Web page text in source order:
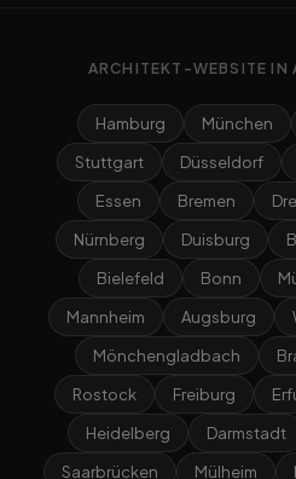
ARCHITEKT-WEBSITE IN
Hamburg München
Stuttgart
Düsseldorf
Essen
Bremen
Nürnberg
Duisburg
Bielefeld
Bonn
Mannheim
Augsburg
Mönchengladbach
Rostock
Freiburg
Heidelberg
Darmstadt
Saarbrücken
Mülheim